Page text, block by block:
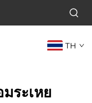
TH
ระเหย